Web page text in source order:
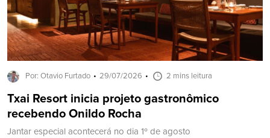
Por: Otavio Furtado 29/07/2026 2 mins leitura
Txai Resort inicia projeto gastronômico
recebendo Onildo Rocha
Jantar especial acontecerá no dia 1º de agosto